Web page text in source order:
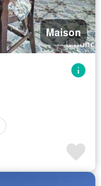
Maison